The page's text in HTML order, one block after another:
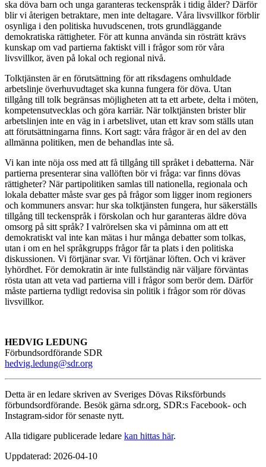
ska döva barn och unga garanteras teckenspråk i tidig ålder? Därför
blir vi återigen betraktare, men inte deltagare. Våra livsvillkor förblir
osynliga i den politiska huvudscenen, trots grundläggande
demokratiska rättigheter. För att kunna använda sin rösträtt krävs
kunskap om vad partierna faktiskt vill i frågor som rör våra
livsvillkor, även på lokal och regional nivå.
Tolktjänsten är en förutsättning för att riksdagens omhuldade
arbetslinje överhuvudtaget ska kunna fungera för döva. Utan
tillgång till tolk begränsas möjligheten att ta ett arbete, delta i möten,
kompetensutvecklas och göra karriär. När tolktjänsten brister blir
arbetslinjen inte en väg in i arbetslivet, utan ett krav som ställs utan
att förutsättningarna finns. Kort sagt: våra frågor är en del av den
allmänna politiken, men de behandlas inte så.
Vi kan inte nöja oss med att få tillgång till språket i debatterna. När
partierna presenterar sina vallöften bör vi fråga: var finns dövas
rättigheter? När partipolitiken samlas till nationella, regionala och
lokala debatter måste svar ges på frågor som ligger inom regioners
och kommuners ansvar: hur ska tolktjänsten fungera, hur säkerställs
tillgång till teckenspråk i förskolan och hur garanteras äldre döva
omsorg på sitt språk? I valrörelsen ska vi påminna om att ett
demokratiskt val inte kan mätas i hur många debatter som tolkas,
utan i om en hel språkgrupps frågor får ta plats i den politiska
diskussionen. Vi förtjänar svar. Vi förtjänar löften. Och vi kräver
lyhördhet. För demokratin är inte fullständig när väljare förväntas
rösta utan att veta vad partierna vill i frågor som berör dem. Därför
måste partierna tydligt redovisa sin politik i frågor som rör dövas
livsvillkor.
HEDVIG LEDUNG
Förbundsordförande SDR
hedvig.ledung@sdr.org
Detta är en ledare skriven av Sveriges Dövas Riksförbunds
förbundsordförande. Besök gärna sdr.org, SDR:s Facebook- och
Instagram-sidor för senaste nytt.
Alla tidigare publicerade ledare kan hittas här.
Uppdaterad: 2026-04-10